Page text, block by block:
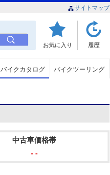
サイトマップ
お気に入り 履歴
バイクカタログ バイクツーリング
中古車価格帯
- -